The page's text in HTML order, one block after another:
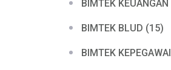
BIMTEK
BIMTEK BLUD (15)
BIMTEK